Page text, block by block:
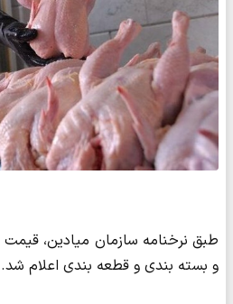
طبق نرخنامه سازمان میادین،
و بسته بندی و قطعه بندی اعلام شد.